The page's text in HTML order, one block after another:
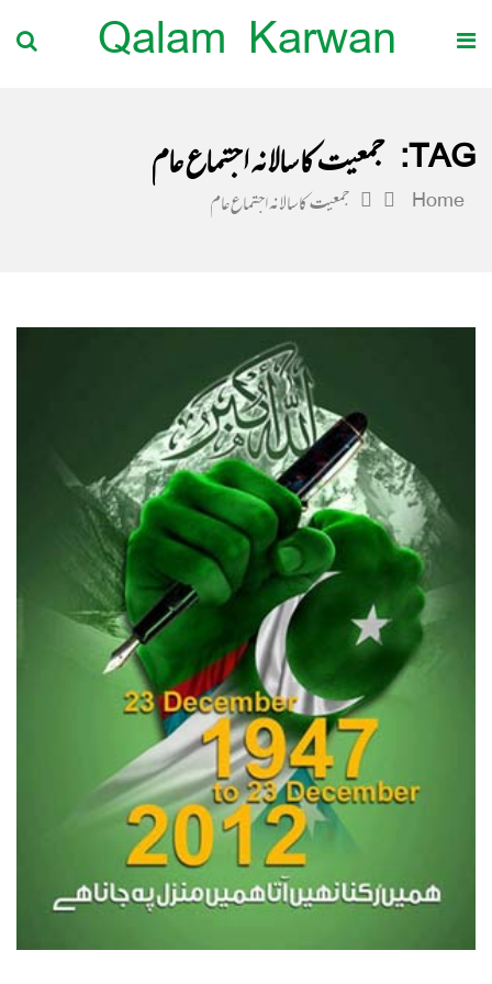
Qalam Karwan
TAG: جمعیت کا سالانہ اجتماع عام
Home جمعیت کا سالانہ اجتماع عام